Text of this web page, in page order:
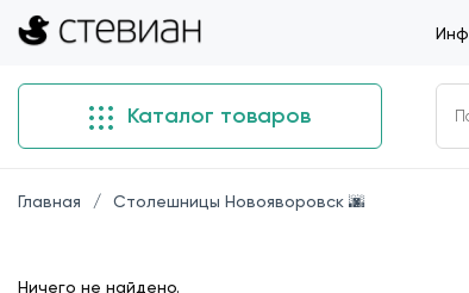
Каталог товаров
Главная Столешницы Новояворовск 🌆
Ничего не найдено.